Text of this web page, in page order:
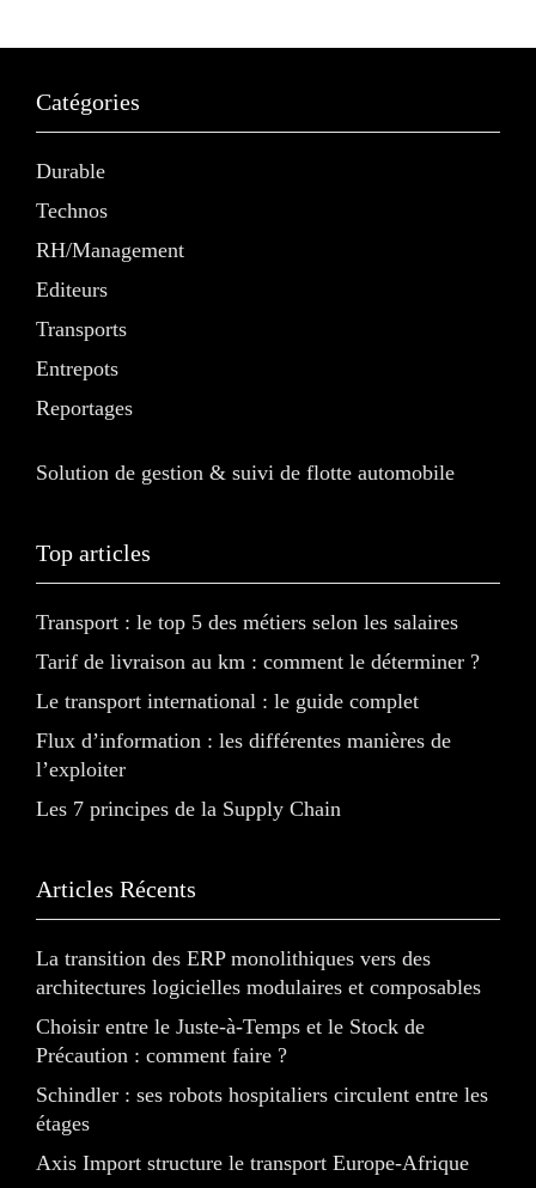
Catégories
Durable
Technos
RH/Management
Editeurs
Transports
Entrepots
Reportages
Solution de gestion & suivi de flotte automobile
Top articles
Transport : le top 5 des métiers selon les salaires
Tarif de livraison au km : comment le déterminer ?
Le transport international : le guide complet
Flux d’information : les différentes manières de
l’exploiter
Les 7 principes de la Supply Chain
Articles Récents
La transition des ERP monolithiques vers des
architectures logicielles modulaires et composables
Choisir entre le Juste-à-Temps et le Stock de
Précaution : comment faire ?
Schindler : ses robots hospitaliers circulent entre les
étages
Axis Import structure le transport Europe-Afrique